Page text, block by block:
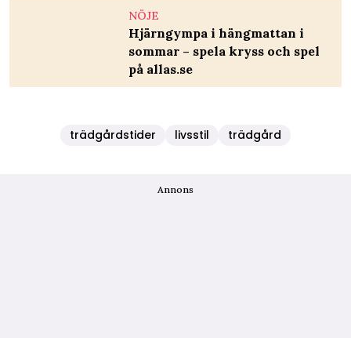
NÖJE
Hjärngympa i hängmattan i
sommar – spela kryss och spel
på allas.se
trädgårdstider livsstil trädgård
Annons